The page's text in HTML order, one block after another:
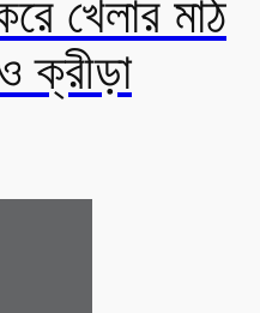
খেলার মাঠ
ক্রীড়া